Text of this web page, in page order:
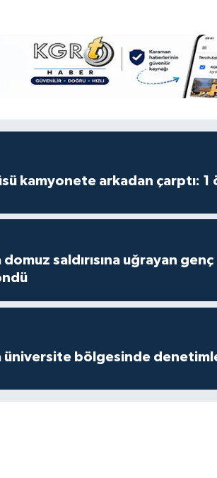
kamyonete arkadan çarptı: 1
domuz saldırısına uğrayan
üniversite bölgesinde